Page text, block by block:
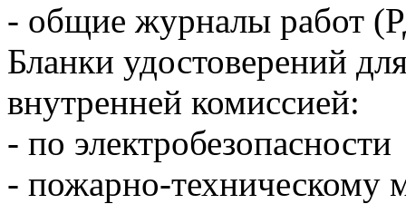
- общие журналы
Бланки удостоверений
внутренней комиссией:
- по электробезопасности
- пожарно-техническому